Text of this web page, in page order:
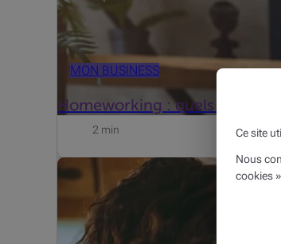
MON BUSINESS
Homeworking : quels frais
2 min
Pour bien comprendre, reprenons «
Vous vous versez donc (peut-être) un
Ce site
Nous
cookies